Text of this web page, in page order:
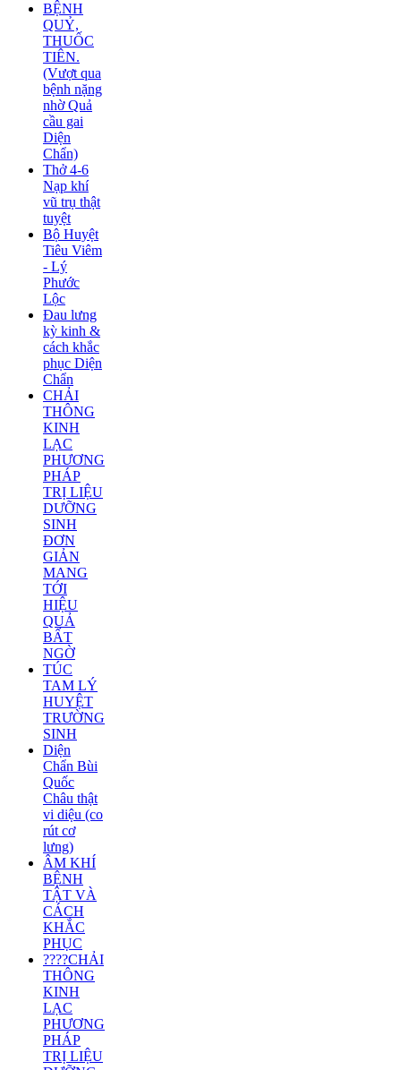
BỆNH
QUỶ,
THUỐC
TIÊN.
(Vượt qua
bệnh nặng
nhờ Quả
cầu gai
Diện
Chẩn)
Thở 4-6
Nạp khí
vũ trụ thật
tuyệt
Bộ Huyệt
Tiêu Viêm
- Lý
Phước
Lộc
Đau lưng
kỳ kinh &
cách khắc
phục Diện
Chẩn
CHẢI
THÔNG
KINH
LẠC
PHƯƠNG
PHÁP
TRỊ LIỆU
DƯỠNG
SINH
ĐƠN
GIẢN
MANG
TỚI
HIỆU
QUẢ
BẤT
NGỜ
TÚC
TAM LÝ
HUYỆT
TRƯỜNG
SINH
Diện
Chẩn Bùi
Quốc
Châu thật
vi diệu (co
rút cơ
lưng)
ÂM KHÍ
BỆNH
TẬT VÀ
CÁCH
KHẮC
PHỤC
????CHẢI
THÔNG
KINH
LẠC
PHƯƠNG
PHÁP
TRỊ LIỆU